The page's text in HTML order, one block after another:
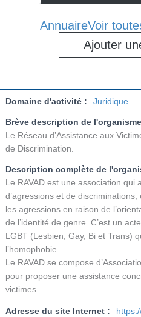
AnnuaireVoir
Ajouter
Domaine d'activité : Juridique
Brève description de
Le Réseau d’Assistance aux
de Discrimination.
Description complète de
Le RAVAD est une association qui
d’agressions et de
les agressions en raison de
de l’identité de genre. C’est un
LGBT (Lesbien, Gay, Bi et Trans)
l’homophobie.
Le RAVAD se compose
pour proposer une assistance
victimes.
Adresse du site Internet :